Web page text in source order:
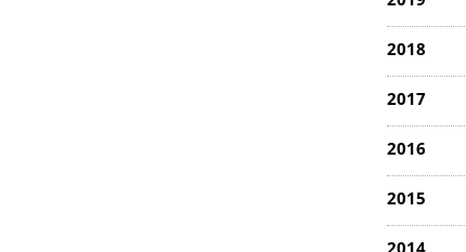
2018
2017
2016
2015